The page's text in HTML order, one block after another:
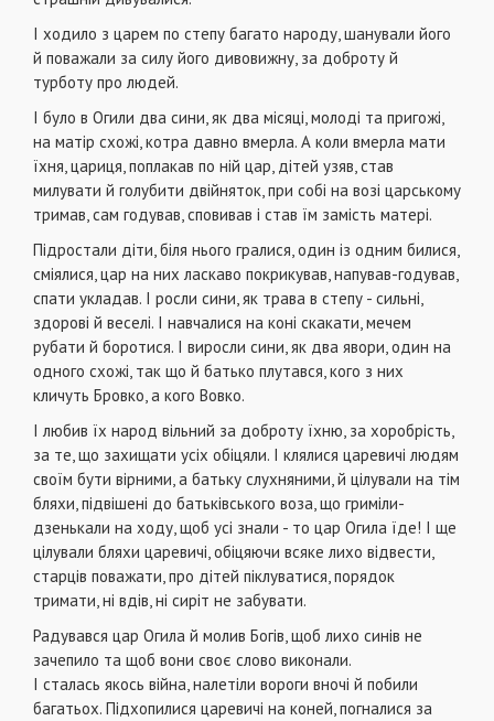
І ходило з царем по степу багато народу, шанували його
й поважали за силу його дивовижну, за доброту й
турботу про людей.
І було в Огили два сини, як два місяці, молоді та пригожі,
на матір схожі, котра давно вмерла. А коли вмерла мати
їхня, цариця, поплакав по ній цар, дітей узяв, став
милувати й голубити двійняток, при собі на возі царському
тримав, сам годував, сповивав і став їм замість матері.
Підростали діти, біля нього гралися, один із одним билися,
сміялися, цар на них ласкаво покрикував, напував-годував,
спати укладав. І росли сини, як трава в степу - сильні,
здорові й веселі. І навчалися на коні скакати, мечем
рубати й боротися. І виросли сини, як два явори, один на
одного схожі, так що й батько плутався, кого з них
кличуть Бровко, а кого Вовко.
І любив їх народ вільний за доброту їхню, за хоробрість,
за те, що захищати усіх обіцяли. І клялися царевичі людям
своїм бути вірними, а батьку слухняними, й цілували на тім
бляхи, підвішені до батьківського воза, що гриміли-
дзенькали на ходу, щоб усі знали - то цар Огила їде! І ще
цілували бляхи царевичі, обіцяючи всяке лихо відвести,
старців поважати, про дітей піклуватися, порядок
тримати, ні вдів, ні сиріт не забувати.
Радувався цар Огила й молив Богів, щоб лихо синів не
зачепило та щоб вони своє слово виконали.
І сталась якось війна, налетіли вороги вночі й побили
багатьох. Підхопилися царевичі на коней, погналися за